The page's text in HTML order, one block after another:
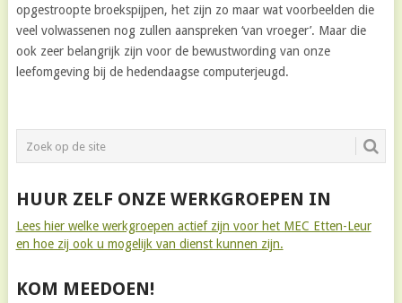
opgestroopte broekspijpen, het zijn zo maar wat voorbeelden die
veel volwassenen nog zullen aanspreken ‘van vroeger’. Maar die
ook zeer belangrijk zijn voor de bewustwording van onze
leefomgeving bij de hedendaagse computerjeugd.
HUUR ZELF ONZE WERKGROEPEN IN
Lees hier welke werkgroepen actief zijn voor het MEC Etten-Leur
en hoe zij ook u mogelijk van dienst kunnen zijn.
KOM MEEDOEN!